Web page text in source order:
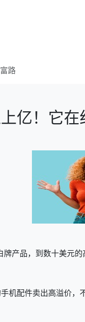
路
亿！它
产品，到数十美元
机配件卖出高溢价